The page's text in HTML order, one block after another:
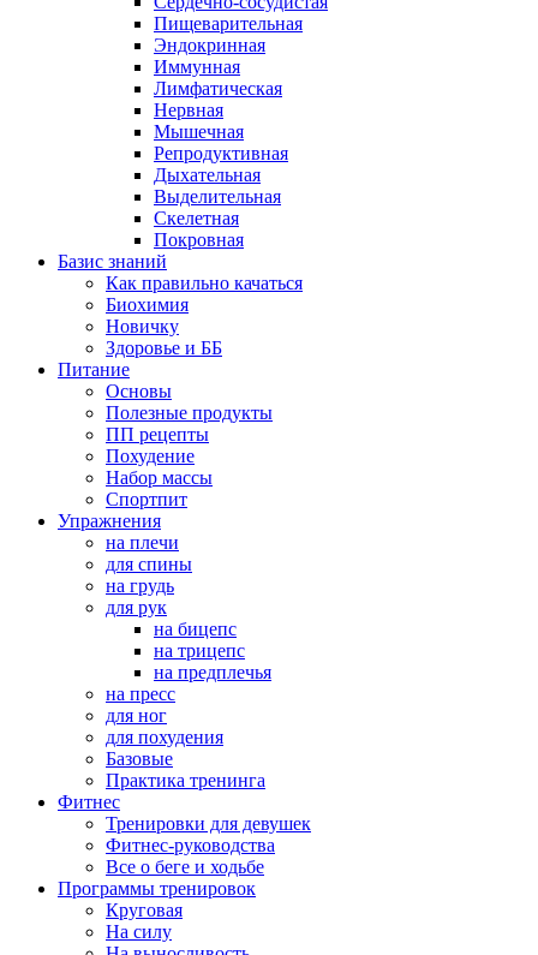
Пищеварительная
Эндокринная
Иммунная
Лимфатическая
Нервная
Мышечная
Репродуктивная
Дыхательная
Выделительная
Скелетная
Покровная
Базис знаний
Как правильно качаться
Биохимия
Новичку
Здоровье и ББ
Питание
Основы
Полезные продукты
ПП рецепты
Похудение
Набор массы
Спортпит
Упражнения
на плечи
для спины
на грудь
для рук
на бицепс
на трицепс
на предплечья
на пресс
для ног
для похудения
Базовые
Практика тренинга
Фитнес
Тренировки для девушек
Фитнес-руководства
Все о беге и ходьбе
Программы тренировок
Круговая
На силу